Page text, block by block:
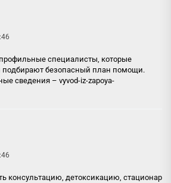
специалисты, которые
подбирают безопасный план помощи.
сведения – vyvod-iz-zapoya-
консультацию, детоксикацию, стационар